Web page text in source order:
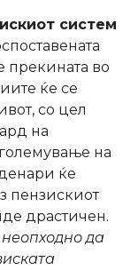
систем
прекината во
ќе се
со цел
на
на
ќе
пензискиот
драстичен.
да